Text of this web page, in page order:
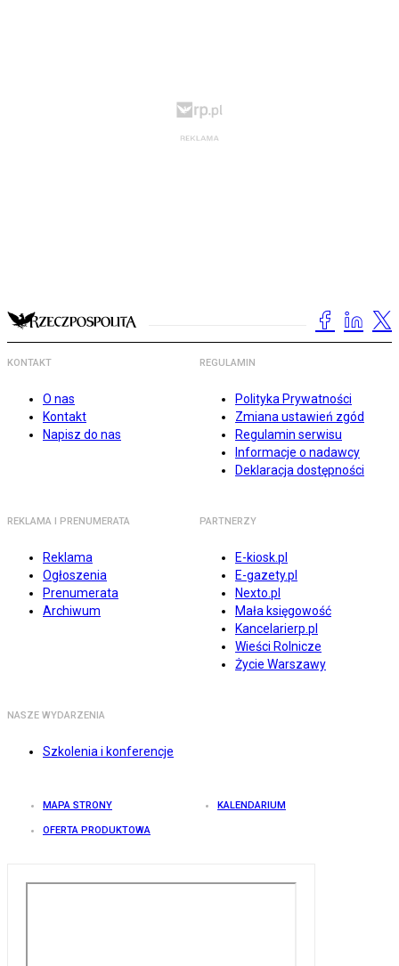
KONTAKT
O nas
Kontakt
Napisz do nas
REGULAMIN
Polityka Prywatności
Zmiana ustawień zgód
Regulamin serwisu
Informacje o nadawcy
Deklaracja dostępności
REKLAMA I PRENUMERATA
Reklama
Ogłoszenia
Prenumerata
Archiwum
PARTNERZY
E-kiosk.pl
E-gazety.pl
Nexto.pl
Mała księgowość
Kancelarierp.pl
Wieści Rolnicze
Życie Warszawy
NASZE WYDARZENIA
Szkolenia i konferencje
MAPA STRONY KALENDARIUM
OFERTA PRODUKTOWA